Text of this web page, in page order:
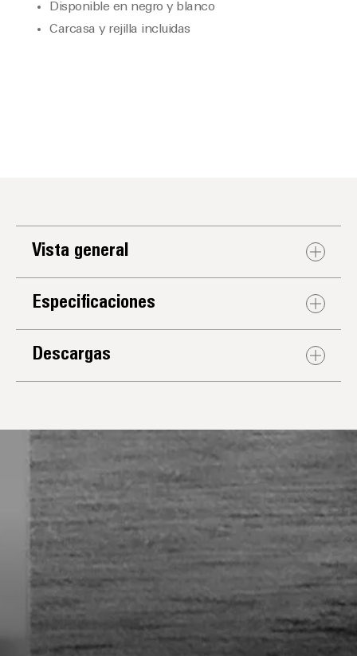
Disponible en negro y blanco
Carcasa y rejilla incluidas
Vista general
Especificaciones
Descargas